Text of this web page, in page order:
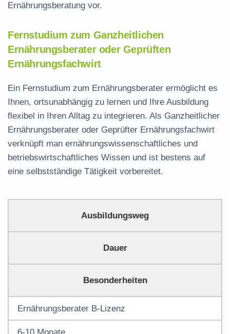
Ernährungsberatung vor.
Fernstudium zum Ganzheitlichen
Ernährungsberater oder Geprüften
Ernährungsfachwirt
Ein Fernstudium zum Ernährungsberater ermöglicht es
Ihnen, ortsunabhängig zu lernen und Ihre Ausbildung
flexibel in Ihren Alltag zu integrieren. Als Ganzheitlicher
Ernährungsberater oder Geprüfter Ernährungsfachwirt
verknüpft man ernährungswissenschaftliches und
betriebswirtschaftliches Wissen und ist bestens auf
eine selbstständige Tätigkeit vorbereitet.
Ausbildungsweg
Dauer
Besonderheiten
Ernährungsberater B-Lizenz
6-10 Monate